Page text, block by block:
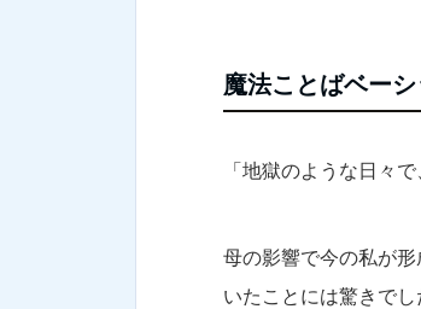
魔法ことばベー
「地獄のような日々
母の影響で今の私が
いたことには驚きでし